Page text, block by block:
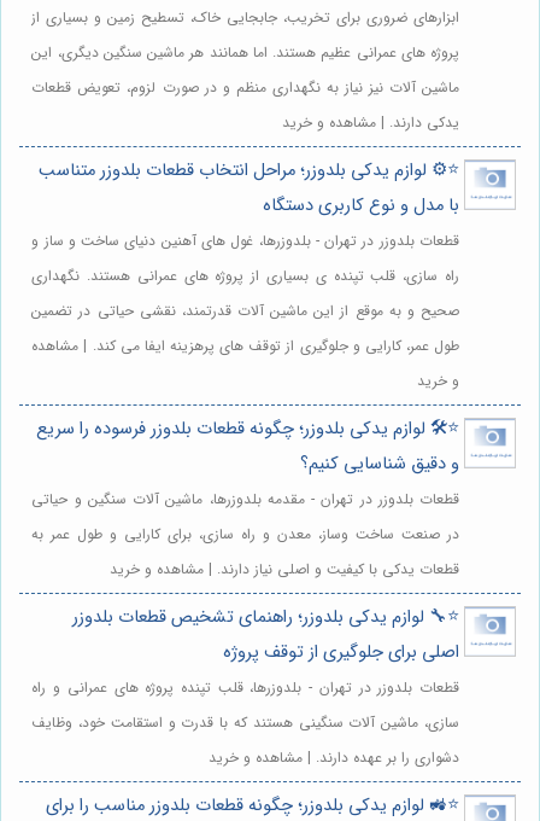
ابزارهای ضروری برای تخریب، جابجایی خاک، تسطیح زمین و بسیاری از
پروژه های عمرانی عظیم هستند. اما همانند هر ماشین سنگین دیگری، این
ماشین آلات نیز نیاز به نگهداری منظم و در صورت لزوم، تعویض قطعات
یدکی دارند. | مشاهده و خرید
⭐️⚙️ لوازم یدکی بلدوزر؛ مراحل انتخاب قطعات بلدوزر متناسب
با مدل و نوع کاربری دستگاه
قطعات بلدوزر در تهران - بلدوزرها، غول های آهنین دنیای ساخت و ساز و
راه سازی، قلب تپنده ی بسیاری از پروژه های عمرانی هستند. نگهداری
صحیح و به موقع از این ماشین آلات قدرتمند، نقشی حیاتی در تضمین
طول عمر، کارایی و جلوگیری از توقف های پرهزینه ایفا می کند. | مشاهده
و خرید
⭐️🛠️ لوازم یدکی بلدوزر؛ چگونه قطعات بلدوزر فرسوده را سریع
و دقیق شناسایی کنیم؟
قطعات بلدوزر در تهران - مقدمه بلدوزرها، ماشین آلات سنگین و حیاتی
در صنعت ساخت وساز، معدن و راه سازی، برای کارایی و طول عمر به
قطعات یدکی با کیفیت و اصلی نیاز دارند. | مشاهده و خرید
⭐️🔧 لوازم یدکی بلدوزر؛ راهنمای تشخیص قطعات بلدوزر
اصلی برای جلوگیری از توقف پروژه
قطعات بلدوزر در تهران - بلدوزرها، قلب تپنده پروژه های عمرانی و راه
سازی، ماشین آلات سنگینی هستند که با قدرت و استقامت خود، وظایف
دشواری را بر عهده دارند. | مشاهده و خرید
⭐️🚜 لوازم یدکی بلدوزر؛ چگونه قطعات بلدوزر مناسب را برای